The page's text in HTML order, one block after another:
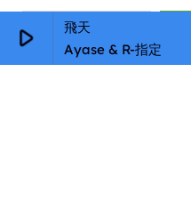
play_arrow
飛天
Ayase & R-指定
🦊Qui sommes-nous ?
📄
Mentions légales
Paramètres Cookie